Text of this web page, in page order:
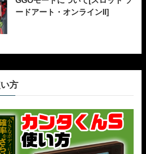
ードアート・オンラインII]
方